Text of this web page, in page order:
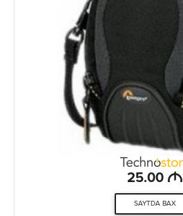
25.00 M
SAYTDA BAX